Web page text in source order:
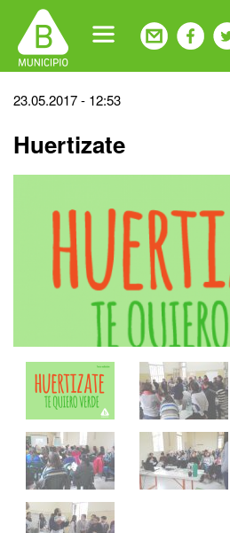
navigation
Back
top
23.05.2017 - 12:53
Huertizate